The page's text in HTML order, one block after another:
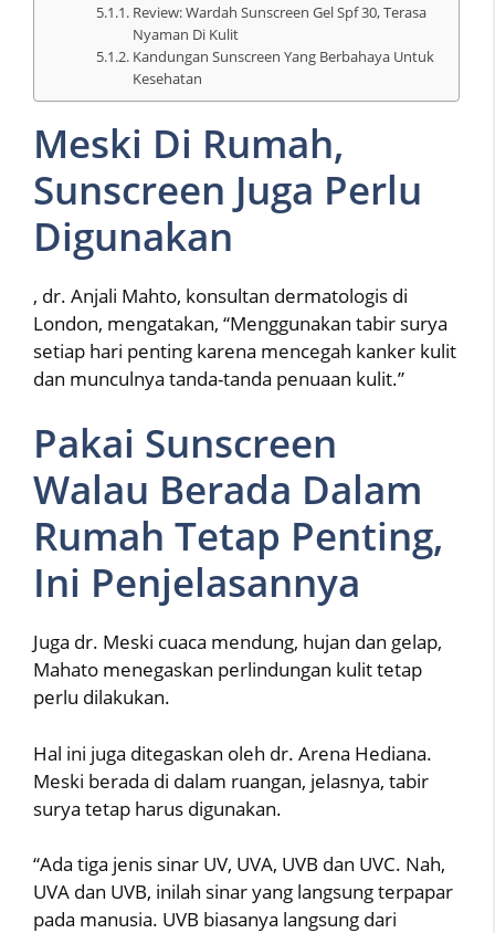
Review: Wardah Sunscreen Gel Spf 30, Terasa
Nyaman Di Kulit
Kandungan Sunscreen Yang Berbahaya Untuk
Kesehatan
Meski Di Rumah,
Sunscreen Juga Perlu
Digunakan
, dr. Anjali Mahto, konsultan dermatologis di
London, mengatakan, “Menggunakan tabir surya
setiap hari penting karena mencegah kanker kulit
dan munculnya tanda-tanda penuaan kulit.”
Pakai Sunscreen
Walau Berada Dalam
Rumah Tetap Penting,
Ini Penjelasannya
Juga dr. Meski cuaca mendung, hujan dan gelap,
Mahato menegaskan perlindungan kulit tetap
perlu dilakukan.
Hal ini juga ditegaskan oleh dr. Arena Hediana.
Meski berada di dalam ruangan, jelasnya, tabir
surya tetap harus digunakan.
“Ada tiga jenis sinar UV, UVA, UVB dan UVC. Nah,
UVA dan UVB, inilah sinar yang langsung terpapar
pada manusia. UVB biasanya langsung dari